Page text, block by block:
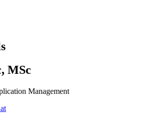
MSc
Management